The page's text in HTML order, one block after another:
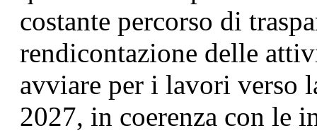
costante percorso di
rendicontazione delle
avviare per i lavori verso
2027, in coerenza con le